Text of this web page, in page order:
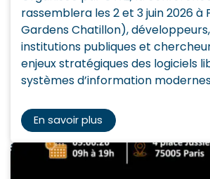
rassemblera les 2 et 3 juin 2026 à
Gardens Chatillon),
institutions publiques et
enjeux stratégiques des logiciels
systèmes d’information
En savoir plus